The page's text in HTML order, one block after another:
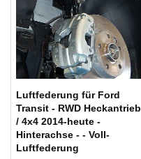
Luftfederung für Ford
Transit - RWD Heckantrieb
/ 4x4 2014-heute -
Hinterachse - - Voll-
Luftfederung